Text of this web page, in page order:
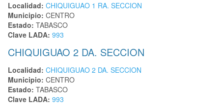
Localidad: CHIQUIGUAO 1 RA. SECCION
Municipio: CENTRO
Estado: TABASCO
Clave LADA: 993
CHIQUIGUAO 2 DA. SECCION
Localidad: CHIQUIGUAO 2 DA. SECCION
Municipio: CENTRO
Estado: TABASCO
Clave LADA: 993